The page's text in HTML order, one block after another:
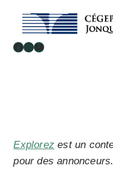
Facebook InstagramYouTube
Explorez est un
pour des annonceurs.